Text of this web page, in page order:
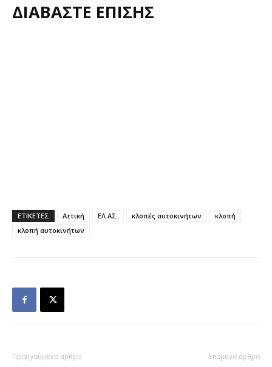
ΔΙΑΒΑΣΤΕ ΕΠΙΣΗΣ
ΕΤΙΚΕΤΕΣ Αττική ΕΛ.ΑΣ. κλοπές αυτοκινήτων
κλοπή
κλοπή αυτοκινήτων
Προηγούμενο άρθρο Επόμενο άρθρο